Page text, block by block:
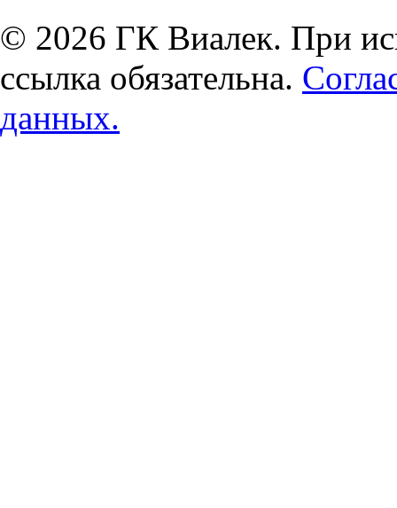
© 2026 ГК Виалек. При
ссылка обязательна.
данных.